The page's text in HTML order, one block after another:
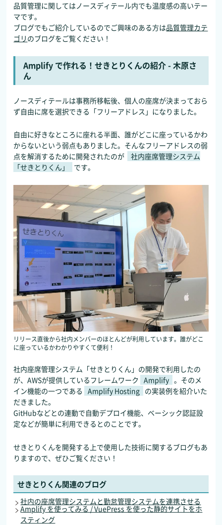
品質管理に関してはノースディテール内でも温度感の高いテー
マです。
ブログでもご紹介しているのでご興味のある方は品質管理カテ
ゴリ のブログをご覧ください！
Amplify で作れる！せきとりくんの紹介 - 木原さ
ん
ノースディテールは事務所移転後、個人の座席が決まっておら
ず自由に席を選択できる「フリーアドレス」になりました。
自由に好きなところに座れる半面、誰がどこに座っているかわ
からないという弱点もありました。そんなフリーアドレスの弱
点を解消するために開発されたのが
社内座席管理システム
「せきとりくん」
です。
リリース直後から社内メンバーのほとんどが利用しています。誰がどこ
に座っているかわかりやすくて便利！
社内座席管理システム「せきとりくん」の開発で利用したの
が、AWSが提供しているフレームワーク
Amplify 。そのメ
イン機能の一つである
Amplify Hosting の実装例を紹介いた
だきました。
GitHubなどとの連動で自動デプロイ機能、ベーシック認証設
定などが簡単に利用できるとのことです。
せきとりくんを開発する上で使用した技術に関するブログもあ
りますので、ぜひご覧ください！
せきとりくん関連のブログ
社内の座席管理システムと勤怠管理システムを連携させる
Amplify を使ってみる / VuePress を使った静的サイトをホ
スティング